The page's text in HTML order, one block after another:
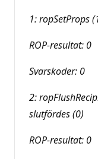
1: ropSetProps
ROP-resultat: 0
Svarskoder: 0
2:
slutfördes (0)
ROP-resultat: 0